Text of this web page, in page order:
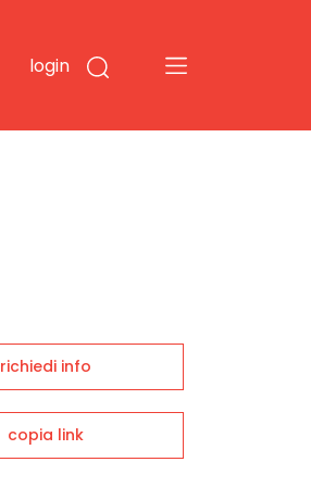
login
richiedi info
copia link